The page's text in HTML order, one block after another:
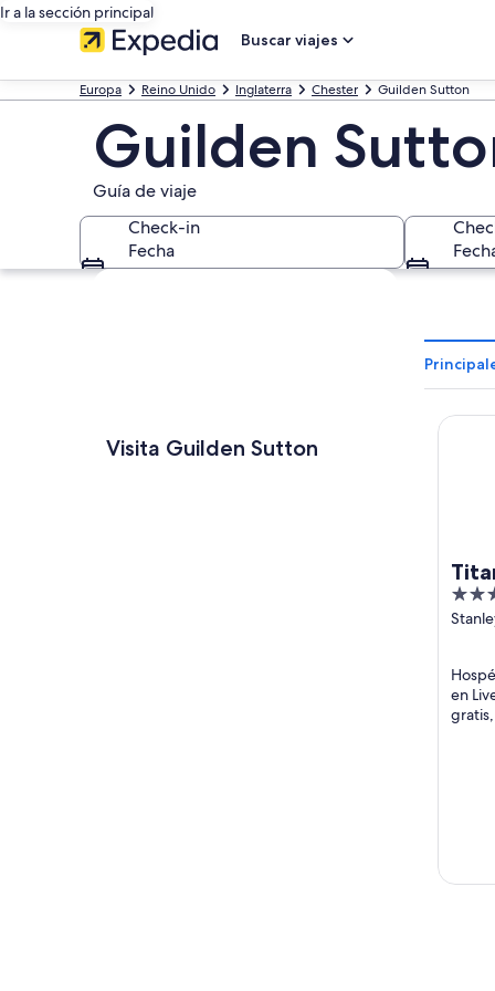
Ir a la sección principal
Buscar viajes
Europa Reino Unido Inglaterra Chester Guilden Sutton
Guilden
Guía de viaje
Check-in
Fecha
Ver mapa
Visita Guilden Sutton
4
out
5
en
Titanic